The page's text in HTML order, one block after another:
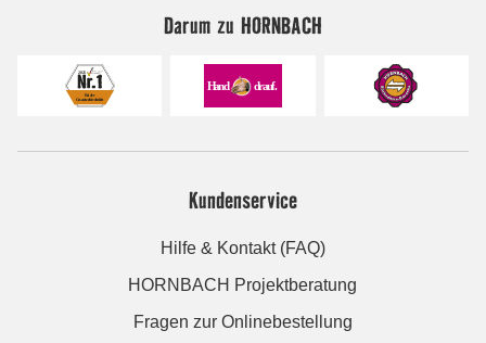
Darum zu HORNBACH
Kundenservice
Hilfe & Kontakt (FAQ)
HORNBACH Projektberatung
Fragen zur Onlinebestellung